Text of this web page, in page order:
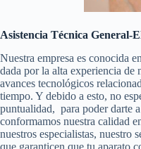
Asistencia Técnica General-
Nuestra empresa es conocida
dada por la alta experiencia de
avances tecnológicos
tiempo. Y debido a esto, no
puntualidad, para poder darte
conformamos nuestra calidad
nuestros especialistas, nuestro
que garanticen que tu aparato